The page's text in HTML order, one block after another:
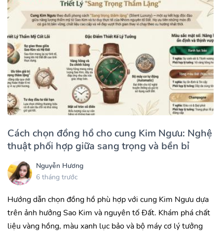
Cách chọn đồng hồ cho cung Kim Ngưu: Nghệ
thuật phối hợp giữa sang trọng và bền bỉ
Nguyễn Hương
6 tháng trước
Hướng dẫn chọn đồng hồ phù hợp với cung Kim Ngưu dựa
trên ảnh hưởng Sao Kim và nguyên tố Đất. Khám phá chất
liệu vàng hồng, màu xanh lục bảo và bộ máy cơ lý tưởng